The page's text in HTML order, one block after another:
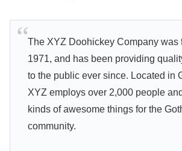
The XYZ Doohickey Company was
1971, and has been providing
to the public ever since. Located in
XYZ employs over 2,000 people
kinds of awesome things for the
community.